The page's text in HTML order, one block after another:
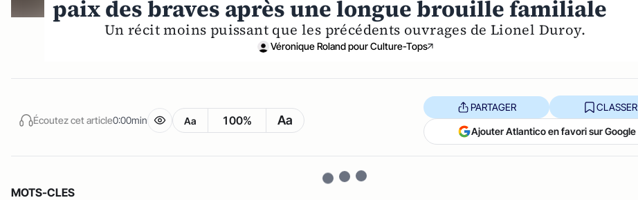
paix des braves après une longue brouille familiale
Un récit moins puissant que les précédents ouvrages de Lionel Duroy.
Véronique Roland pour Culture-Tops
Écoutez cet article0:00min Aa 100% Aa
PARTAGER CLASSER
Ajouter Atlantico en favori sur Google
MOTS-CLES